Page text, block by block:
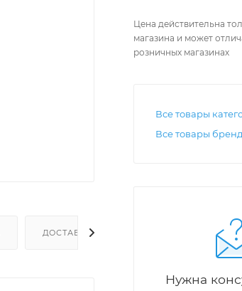
ДОСТАВКА
Цена действительна
магазина и может
розничных магазинах
Все товары
Все товары
Нужна